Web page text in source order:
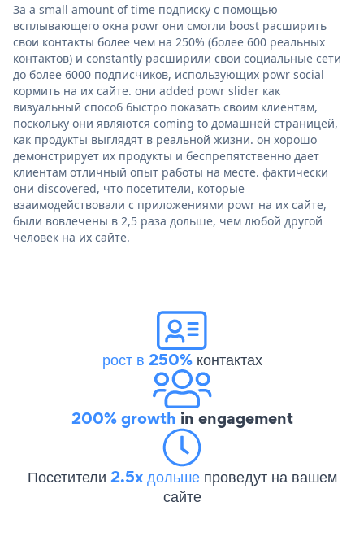
За a small amount of time подписку с помощью
всплывающего окна powr они смогли boost расширить
свои контакты более чем на 250% (более 600 реальных
контактов) и constantly расширили свои социальные сети
до более 6000 подписчиков, использующих powr social
кормить на их сайте. они added powr slider как
визуальный способ быстро показать своим клиентам,
поскольку они являются coming to домашней страницей,
как продукты выглядят в реальной жизни. он хорошо
демонстрирует их продукты и беспрепятственно дает
клиентам отличный опыт работы на месте. фактически
они discovered, что посетители, которые
взаимодействовали с приложениями powr на их сайте,
были вовлечены в 2,5 раза дольше, чем любой другой
человек на их сайте.
рост в 250%контактах
200% growth in engagement
Посетители 2.5x дольше проведут на вашем
сайте